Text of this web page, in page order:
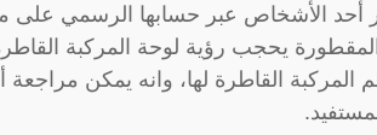
أحد الأشخاص عبر حسابها الرسمي على
المقطورة يحجب رؤية لوحة المركبة
المركبة القاطرة لها، وانه يمكن